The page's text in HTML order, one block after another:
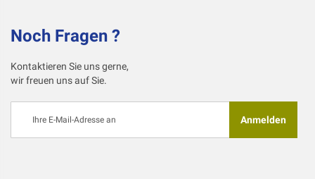
Noch Fragen ?
Kontaktieren Sie uns gerne,
wir freuen uns auf Sie.
sich
Anmelden